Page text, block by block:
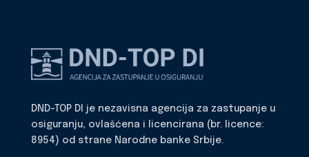
DND-TOP DI je nezavisna agencija za zastupanje u
osiguranju, ovlašćena i licencirana (br. licence:
8954) od strane Narodne banke Srbije.